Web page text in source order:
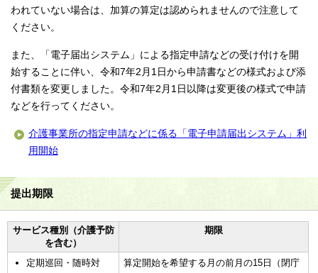
われていない場合は、加算の算定は認められませんので注意して
ください。
また、「電子届出システム」による指定申請などの受け付けを開
始することに伴い、令和7年2月1日から申請書などの様式および添
付書類を変更しました。令和7年2月1日以降は変更後の様式で申請
などを行ってください。
介護事業所の指定申請などに係る「電子申請届出システム」利
用開始
提出期限
サービス種別（介護予防
を含む）
期限
定期巡回・随時対
算定開始を希望する月の前月の15日（閉庁